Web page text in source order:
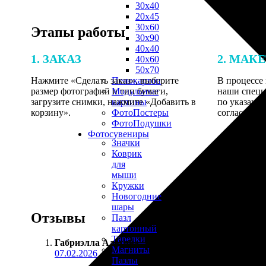
30х40
20х45
30х60
30х90
40х40
40х60
50х70
Пенокартон
Модульные
картины
ФотоПостеры
ФотоПодушки
Фотоcувениры
Значки
Коврик
для
мыши
Кружки
Новогодние
шары
Пазл
картонный
Тарелки
Магниты
Пазлы
Этапы работы
1. ЗАКАЗ
Нажмите «Сделать заказ», выберите
размер фотографий и тип бумаги,
загрузите снимки, нажмите «Добавить в
корзину».
2.
В процессе
наши
по
Отзывы
Габриэлла Алёхина :
07.02.2026